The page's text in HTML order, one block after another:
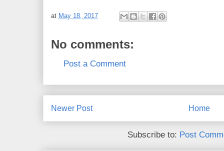
at May 18, 2017
No comments:
Post a Comment
Newer Post Home
Subscribe to: Post